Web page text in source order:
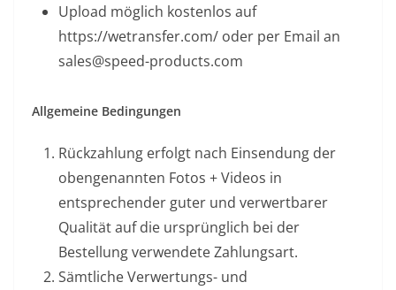
Upload möglich kostenlos auf
https://wetransfer.com/ oder per Email an
sales@speed-products.com
Allgemeine Bedingungen
Rückzahlung erfolgt nach Einsendung der
obengenannten Fotos + Videos in
entsprechender guter und verwertbarer
Qualität auf die ursprünglich bei der
Bestellung verwendete Zahlungsart.
Sämtliche Verwertungs- und